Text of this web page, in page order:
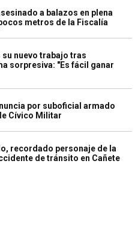
a balazos en plena
metros de la Fiscalía
su nuevo trabajo tras
sorpresiva: "Es fácil ganar
por suboficial armado
Cívico Militar
recordado personaje de la
de tránsito en Cañete